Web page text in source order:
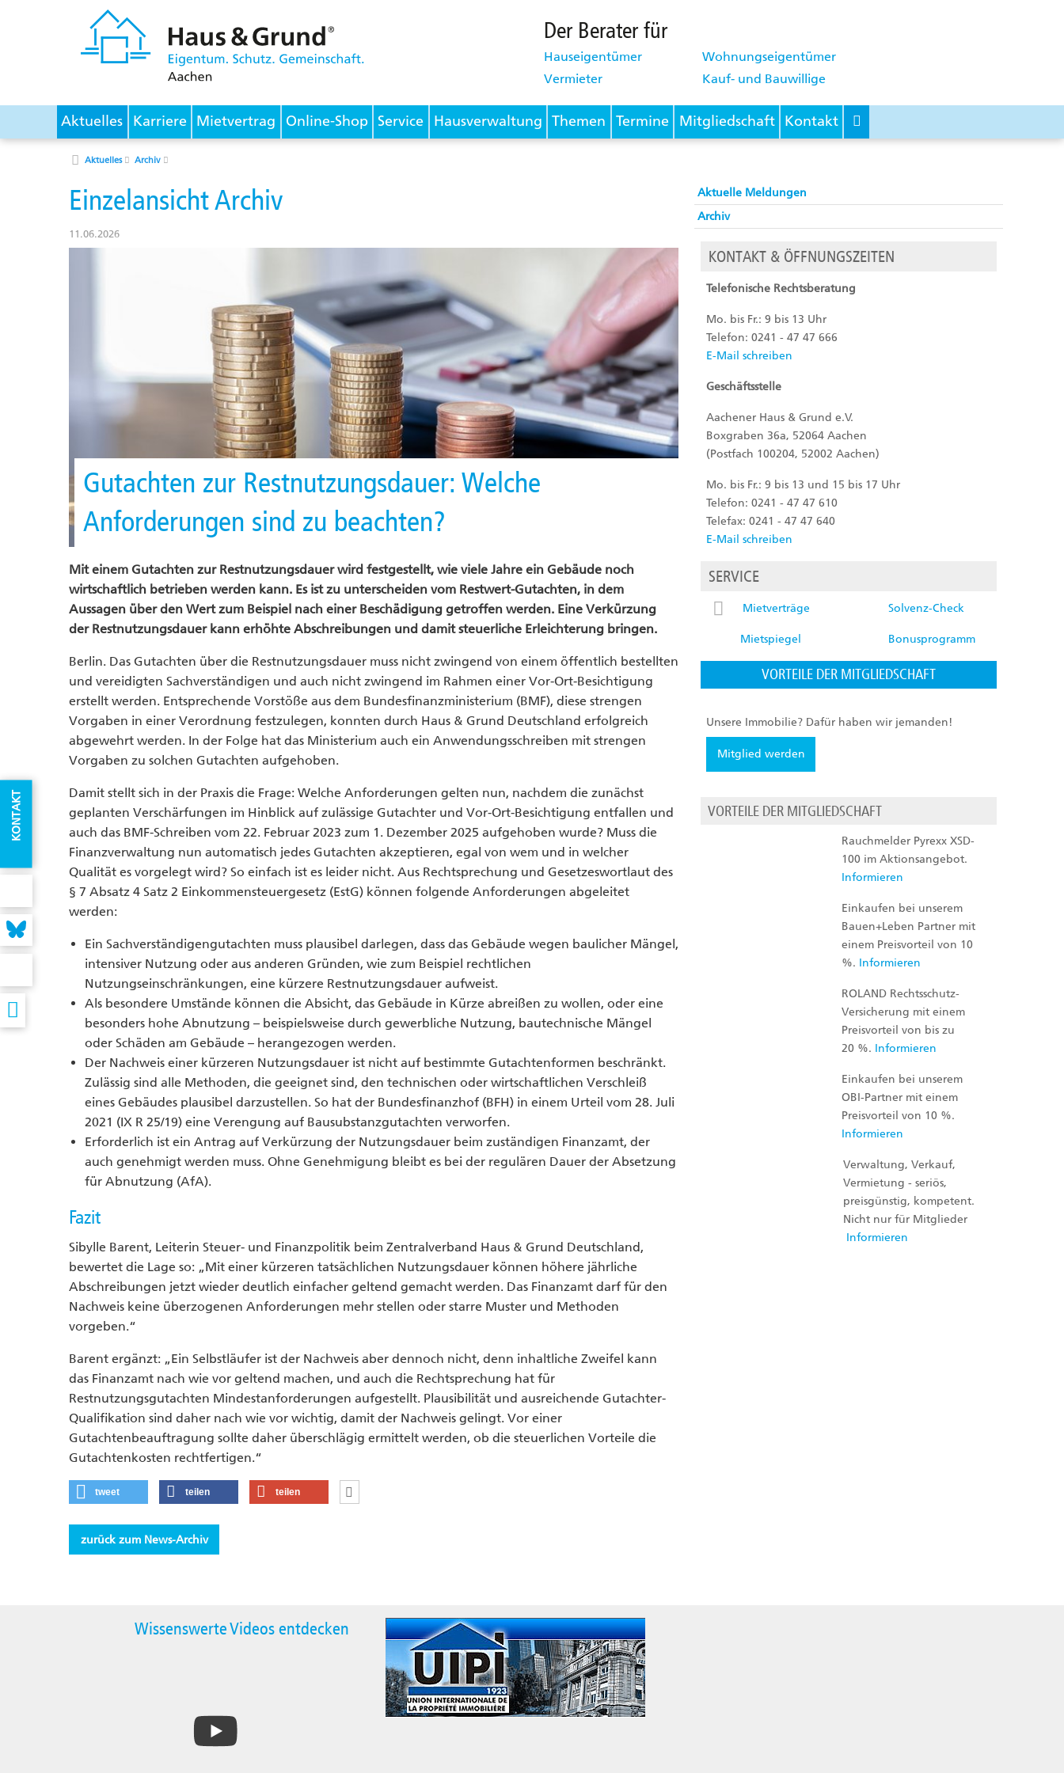
Der Berater für
Hauseigentümer
Wohnungseigentümer
Vermieter
Kauf- und Bauwillige
Aktuelles Karriere Mietvertrag Online-Shop Service Hausverwaltung Themen Termine Mitgliedschaft Kontakt
Aktuelles Archiv
Einzelansicht Archiv
11.06.2026
Gutachten zur Restnutzungsdauer: Welche
Anforderungen sind zu beachten?
Mit einem Gutachten zur Restnutzungsdauer wird festgestellt, wie viele Jahre ein Gebäude noch
wirtschaftlich betrieben werden kann. Es ist zu unterscheiden vom Restwert-Gutachten, in dem
Aussagen über den Wert zum Beispiel nach einer Beschädigung getroffen werden. Eine Verkürzung
der Restnutzungsdauer kann erhöhte Abschreibungen und damit steuerliche Erleichterung bringen.
Berlin. Das Gutachten über die Restnutzungsdauer muss nicht zwingend von einem öffentlich bestellten
und vereidigten Sachverständigen und auch nicht zwingend im Rahmen einer Vor-Ort-Besichtigung
erstellt werden. Entsprechende Vorstöße aus dem Bundesfinanzministerium (BMF), diese strengen
Vorgaben in einer Verordnung festzulegen, konnten durch Haus & Grund Deutschland erfolgreich
abgewehrt werden. In der Folge hat das Ministerium auch ein Anwendungsschreiben mit strengen
Vorgaben zu solchen Gutachten aufgehoben.
Damit stellt sich in der Praxis die Frage: Welche Anforderungen gelten nun, nachdem die zunächst
geplanten Verschärfungen im Hinblick auf zulässige Gutachter und Vor-Ort-Besichtigung entfallen und
auch das BMF-Schreiben vom 22. Februar 2023 zum 1. Dezember 2025 aufgehoben wurde? Muss die
Finanzverwaltung nun automatisch jedes Gutachten akzeptieren, egal von wem und in welcher
Qualität es vorgelegt wird? So einfach ist es leider nicht. Aus Rechtsprechung und Gesetzeswortlaut des
§ 7 Absatz 4 Satz 2 Einkommensteuergesetz (EstG) können folgende Anforderungen abgeleitet
werden:
Ein Sachverständigengutachten muss plausibel darlegen, dass das Gebäude wegen baulicher Mängel,
intensiver Nutzung oder aus anderen Gründen, wie zum Beispiel rechtlichen
Nutzungseinschränkungen, eine kürzere Restnutzungsdauer aufweist.
Als besondere Umstände können die Absicht, das Gebäude in Kürze abreißen zu wollen, oder eine
besonders hohe Abnutzung – beispielsweise durch gewerbliche Nutzung, bautechnische Mängel
oder Schäden am Gebäude – herangezogen werden.
Der Nachweis einer kürzeren Nutzungsdauer ist nicht auf bestimmte Gutachtenformen beschränkt.
Zulässig sind alle Methoden, die geeignet sind, den technischen oder wirtschaftlichen Verschleiß
eines Gebäudes plausibel darzustellen. So hat der Bundesfinanzhof (BFH) in einem Urteil vom 28. Juli
2021 (IX R 25/19) eine Verengung auf Bausubstanzgutachten verworfen.
Erforderlich ist ein Antrag auf Verkürzung der Nutzungsdauer beim zuständigen Finanzamt, der
auch genehmigt werden muss. Ohne Genehmigung bleibt es bei der regulären Dauer der Absetzung
für Abnutzung (AfA).
Fazit
Sibylle Barent, Leiterin Steuer- und Finanzpolitik beim Zentralverband Haus & Grund Deutschland,
bewertet die Lage so: „Mit einer kürzeren tatsächlichen Nutzungsdauer können höhere jährliche
Abschreibungen jetzt wieder deutlich einfacher geltend gemacht werden. Das Finanzamt darf für den
Nachweis keine überzogenen Anforderungen mehr stellen oder starre Muster und Methoden
vorgeben.“
Barent ergänzt: „Ein Selbstläufer ist der Nachweis aber dennoch nicht, denn inhaltliche Zweifel kann
das Finanzamt nach wie vor geltend machen, und auch die Rechtsprechung hat für
Restnutzungsgutachten Mindestanforderungen aufgestellt. Plausibilität und ausreichende Gutachter-
Qualifikation sind daher nach wie vor wichtig, damit der Nachweis gelingt. Vor einer
Gutachtenbeauftragung sollte daher überschlägig ermittelt werden, ob die steuerlichen Vorteile die
Gutachtenkosten rechtfertigen.“
tweet teilen teilen
zurück zum News-Archiv
Aktuelle Meldungen
Archiv
KONTAKT & ÖFFNUNGSZEITEN
Telefonische Rechtsberatung
Mo. bis Fr.: 9 bis 13 Uhr
Telefon: 0241 - 47 47 666
E-Mail schreiben
Geschäftsstelle
Aachener Haus & Grund e.V.
Boxgraben 36a, 52064 Aachen
(Postfach 100204, 52002 Aachen)
Mo. bis Fr.: 9 bis 13 und 15 bis 17 Uhr
Telefon: 0241 - 47 47 610
Telefax: 0241 - 47 47 640
E-Mail schreiben
SERVICE
Mietverträge Solvenz-Check
Mietspiegel Bonusprogramm
VORTEILE DER MITGLIEDSCHAFT
Unsere Immobilie? Dafür haben wir jemanden!
Mitglied werden
VORTEILE DER MITGLIEDSCHAFT
Rauchmelder Pyrexx XSD-
100 im Aktionsangebot.
Informieren
Einkaufen bei unserem
Bauen+Leben Partner mit
einem Preisvorteil von 10
%. Informieren
ROLAND Rechtsschutz-
Versicherung mit einem
Preisvorteil von bis zu
20 %. Informieren
Einkaufen bei unserem
OBI-Partner mit einem
Preisvorteil von 10 %.
Informieren
Verwaltung, Verkauf,
Vermietung - seriös,
preisgünstig, kompetent.
Nicht nur für Mitglieder
Informieren
Wissenswerte Videos entdecken
KONTAKT